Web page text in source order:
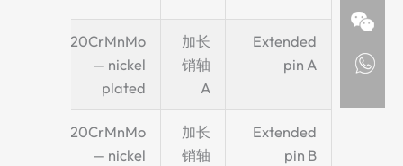
Extended
pin A
加长
销轴
A
20CrMnMo
— nickel
plated
Extended
pin B
加长
销轴
20CrMnMo
— nickel